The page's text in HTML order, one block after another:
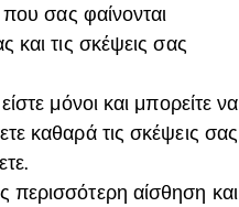
σας φαίνονται
και τις σκέψεις σας
μόνοι και μπορείτε να
καθαρά τις σκέψεις σας
περισσότερη αίσθηση και